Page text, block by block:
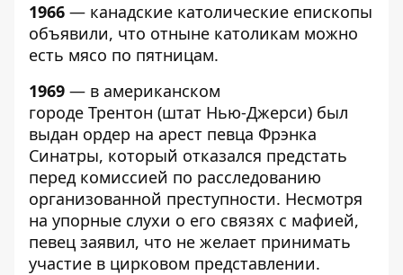
1966 — канадские католические епископы
объявили, что отныне католикам можно
есть мясо по пятницам.
1969 — в американском
городе Трентон (штат Нью-Джерси) был
выдан ордер на арест певца Фрэнка
Синатры, который отказался предстать
перед комиссией по расследованию
организованной преступности. Несмотря
на упорные слухи о его связях с мафией,
певец заявил, что не желает принимать
участие в цирковом представлении.